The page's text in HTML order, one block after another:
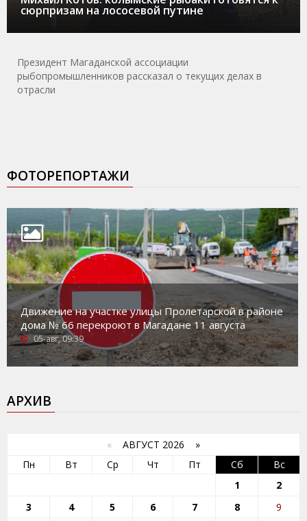
сюрпризам на лососевой путине
Президент Магаданской ассоциации
рыбопромышленников рассказал о текущих делах в
отрасли
ФОТОРЕПОРТАЖИ
Движение на участке улицы Пролетарской в районе
дома № 66 перекроют в Магадане 11 августа
05-авг, 09:39
АРХИВ
« АВГУСТ 2026 »
Пн
Вт Ср Чт Пт Сб
Вс
1
2
3
4 5 6 7 8
9